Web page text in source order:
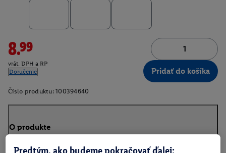
8.99
vrát. DPH a RP
Doručenie
Pridať do košíka
Číslo produktu: 100394640
O produkte
Predtým, ako budeme pokračovať ďalej: